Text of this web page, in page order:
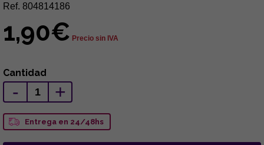
Ref. 804814186
1,90€ Precio sin IVA
Cantidad
- +
Entrega en 24/48hs